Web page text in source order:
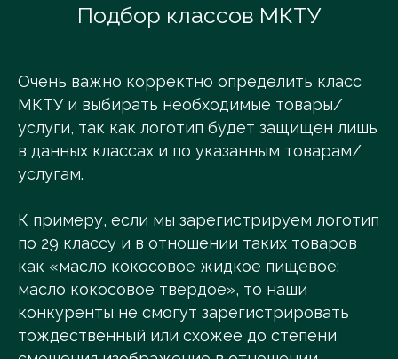
Подбор классов МКТУ
Очень важно корректно определить класс
МКТУ и выбирать необходимые товары/
услуги, так как логотип будет защищен лишь
в данных классах и по указанным товарам/
услугам.
К примеру, если мы зарегистрируем логотип
по 29 классу и в отношении таких товаров
как «масло кокосовое жидкое пищевое;
масло кокосовое твердое», то наши
конкуренты не смогут зарегистрировать
тождественный или схожее до степени